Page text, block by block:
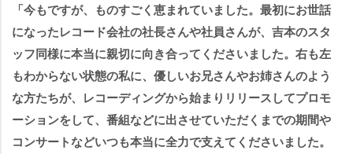
「今もですが、ものすごく恵まれていました。最初にお世話
になったレコード会社の社長さんや社員さんが、吉本のスタ
ッフ同様に本当に親切に向き合ってくださいました。右も左
もわからない状態の私に、優しいお兄さんやお姉さんのよう
な方たちが、レコーディングから始まりリリースしてプロモ
ーションをして、番組などに出させていただくまでの期間
コンサートなどいつも本当に全力で支えてくださいました。